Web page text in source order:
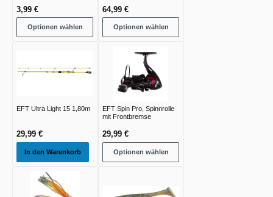
3,99 €
Optionen wählen
64,99 €
Optionen wählen
EFT Ultra Light 15 1,80m
29,99 €
In den Warenkorb
EFT Spin Pro, Spinnrolle
mit Frontbremse
29,99 €
Optionen wählen